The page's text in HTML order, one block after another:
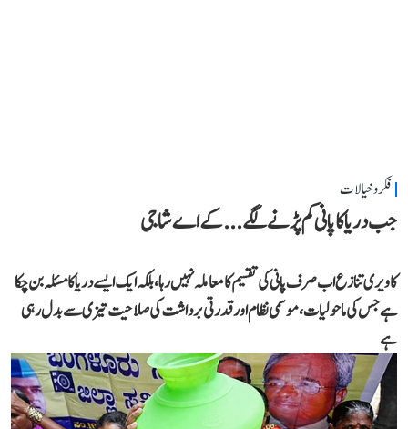
فکر و خیالات
جب دریا کا پانی کم پڑنے لگے...کے اے شاجی
کاویری تنازع اب صرف پانی کی تقسیم کا معاملہ نہیں رہا، بلکہ ایک ایسے دریا کا مسئلہ بن چکا
ہے جس کی ماحولیات، موسمی نظام اور قدرتی برداشت کی صلاحیت تیزی سے بدل رہی
ہے